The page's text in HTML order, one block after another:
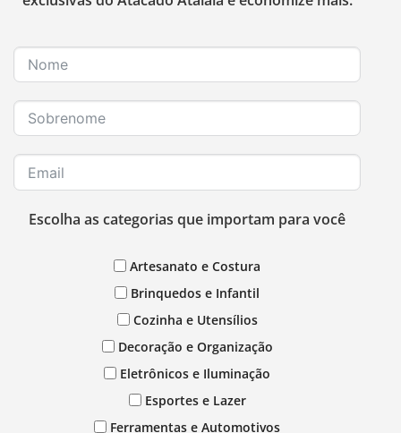
Escolha as categorias que importam para você
Artesanato e Costura
Brinquedos e Infantil
Cozinha e Utensílios
Decoração e Organização
Eletrônicos e Iluminação
Esportes e Lazer
Ferramentas e Automotivos